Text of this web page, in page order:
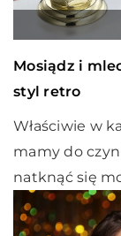
Mosiądz i
styl retro
Właściwie w
mamy do
natknąć się